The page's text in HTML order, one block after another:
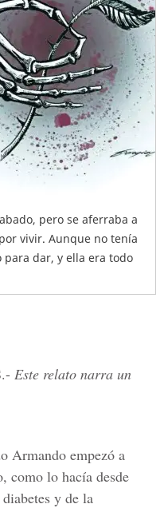
pero se aferraba a
vivir. Aunque no tenía
para dar, y ella era todo
Este relato narra un
Armando empezó a
como lo hacía desde
y de la